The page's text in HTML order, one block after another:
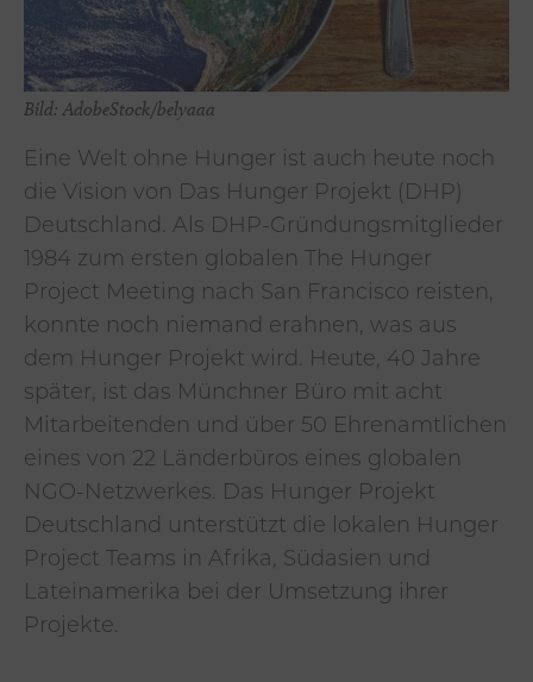
Bild: AdobeStock/belyaaa
Eine Welt ohne Hunger ist auch heute noch
die Vision von Das Hunger Projekt (DHP)
Deutschland. Als DHP-Gründungsmitglieder
1984 zum ersten globalen The Hunger
Project Meeting nach San Francisco reisten,
konnte noch niemand erahnen, was aus
dem Hunger Projekt wird. Heute, 40 Jahre
später, ist das Münchner Büro mit acht
Mitarbeitenden und über 50 Ehrenamtlichen
eines von 22 Länderbüros eines globalen
NGO-Netzwerkes. Das Hunger Projekt
Deutschland unterstützt die lokalen Hunger
Project Teams in Afrika, Südasien und
Lateinamerika bei der Umsetzung ihrer
Projekte.